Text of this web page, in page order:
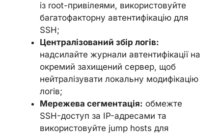
із root-привілеями, використовуйте
багатофакторну автентифікацію для
SSH;
Централізований збір логів:
надсилайте журнали автентифікації на
окремий захищений сервер, щоб
нейтралізувати локальну модифікацію
логів;
Мережева сегментація: обмежте
SSH-доступ за IP-адресами та
використовуйте jump hosts для